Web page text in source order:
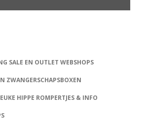
SALE EN OUTLET WEBSHOPS
ZWANGERSCHAPSBOXEN
HIPPE ROMPERTJES & INFO